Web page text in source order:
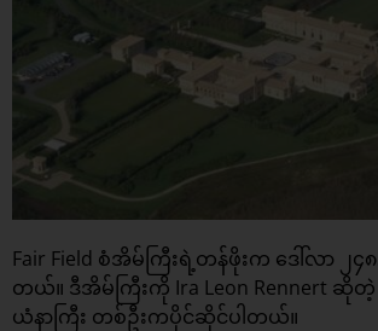
Fair Field စံအိမ်ကြီးရဲ့တန်ဖိုးက ဒေါ်လာ ၂၄၈
တယ်။ ဒီအိမ်ကြီးကို Ira Leon Rennert
ယံနာကြီး တစ်ဦးကပိုင်ဆိုင်ပါတယ်။